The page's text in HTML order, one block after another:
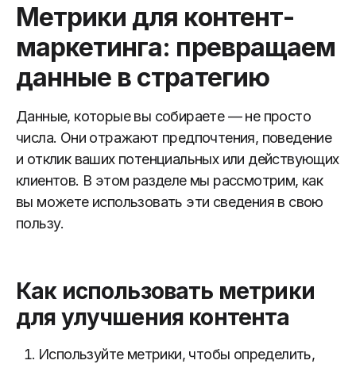
Метрики для контент-
маркетинга: превращаем
данные в стратегию
Данные, которые вы собираете — не просто
числа. Они отражают предпочтения, поведение
и отклик ваших потенциальных или действующих
клиентов. В этом разделе мы рассмотрим, как
вы можете использовать эти сведения в свою
пользу.
Как использовать метрики
для улучшения контента
Используйте метрики, чтобы определить,